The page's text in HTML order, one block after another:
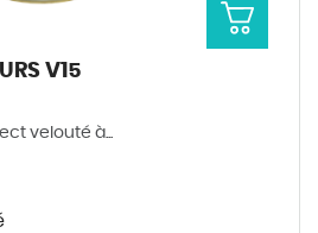
V15
velouté à...